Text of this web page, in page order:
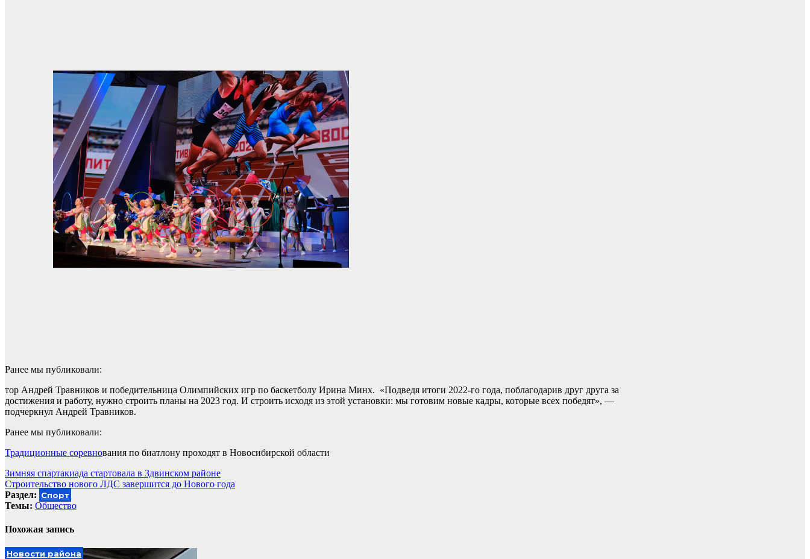
Ранее мы публиковали:
тор Андрей Травников и победительница Олимпийских игр по баскетболу Ирина Минх. «Подведя итоги 2022-го года, поблагодарив друг друга за
достижения и работу, нужно строить планы на 2023 год. И строить исходя из этой установки: мы готовим новые кадры, которые всех победят», —
подчеркнул Андрей Травников.
Ранее мы публиковали:
Традиционные соревнования по биатлону проходят в Новосибирской области
Навигация
по
записям
Зимняя спартакиада стартовала в Здвинском районе
Строительство нового ЛДС завершится до Нового года
Раздел: Спорт
Темы: Общество
Похожая запись
Новости района